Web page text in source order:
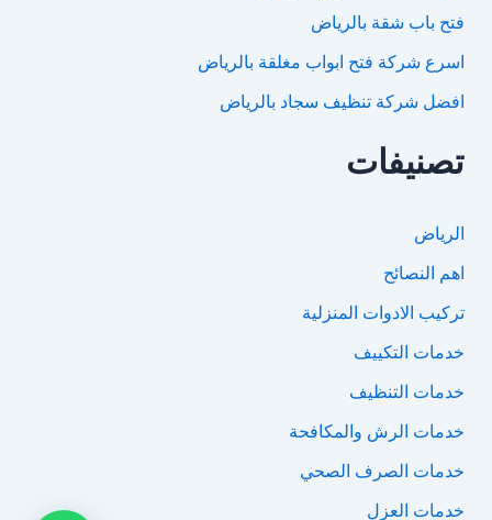
فتح باب شقة بالرياض
اسرع شركة فتح ابواب مغلقة بالرياض
افضل شركة تنظيف سجاد بالرياض
تصنيفات
الرياض
اهم النصائح
تركيب الادوات المنزلية
خدمات التكييف
خدمات التنظيف
خدمات الرش والمكافحة
خدمات الصرف الصحي
خدمات العزل